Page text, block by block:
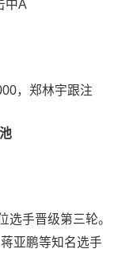
中A
，郑林宇跟注
选手晋级第三轮。
亚鹏等知名选手